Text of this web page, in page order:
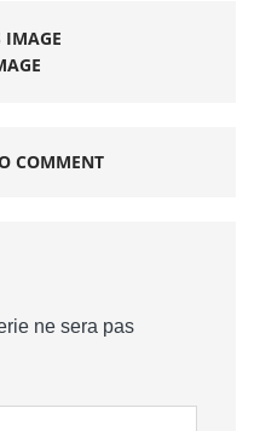
IMAGE
COMMENT
ne sera pas